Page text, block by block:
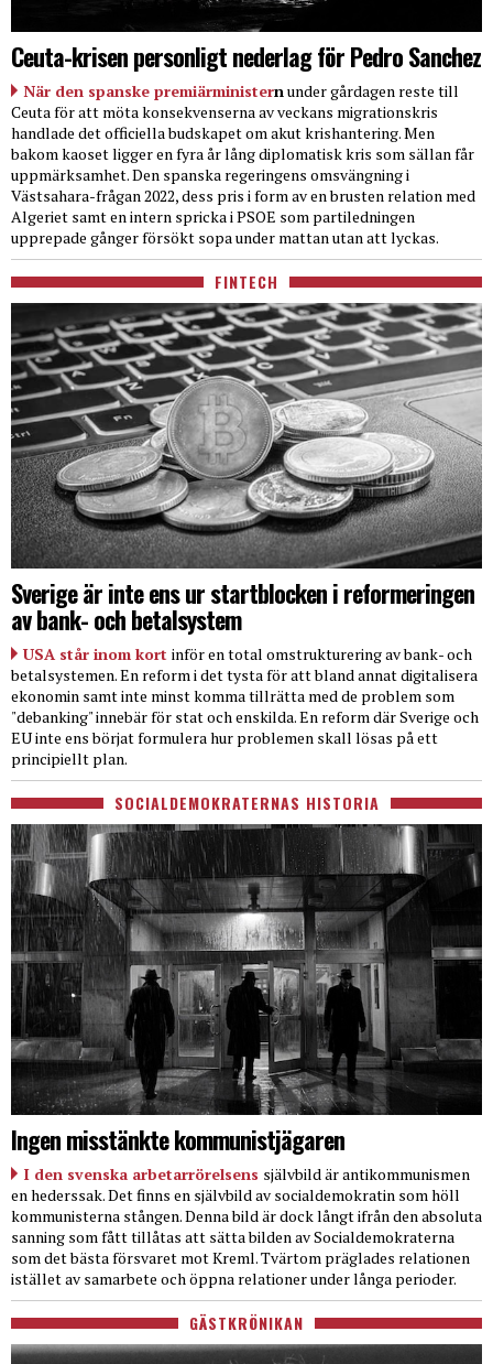
Ceuta-krisen personligt nederlag för Pedro Sanchez
När den spanske premiärministernunder gårdagen reste till
Ceuta för att möta konsekvenserna av veckans migrationskris
handlade det officiella budskapet om akut krishantering. Men
bakom kaoset ligger en fyra år lång diplomatisk kris som sällan får
uppmärksamhet. Den spanska regeringens omsvängning i
Västsahara-frågan 2022, dess pris i form av en brusten relation med
Algeriet samt en intern spricka i PSOE som partiledningen
upprepade gånger försökt sopa under mattan utan att lyckas.
FINTECH
Sverige är inte ens ur startblocken i reformeringen
av bank- och betalsystem
USA står inom kort inför en total omstrukturering av bank- och
betalsystemen. En reform i det tysta för att bland annat digitalisera
ekonomin samt inte minst komma tillrätta med de problem som
"debanking" innebär för stat och enskilda. En reform där Sverige och
EU inte ens börjat formulera hur problemen skall lösas på ett
principiellt plan.
SOCIALDEMOKRATERNAS HISTORIA
Ingen misstänkte kommunistjägaren
I den svenska arbetarrörelsens självbild är antikommunismen
en hederssak. Det finns en självbild av socialdemokratin som höll
kommunisterna stången. Denna bild är dock långt ifrån den absoluta
sanning som fått tillåtas att sätta bilden av Socialdemokraterna
som det bästa försvaret mot Kreml. Tvärtom präglades relationen
istället av samarbete och öppna relationer under långa perioder.
GÄSTKRÖNIKAN